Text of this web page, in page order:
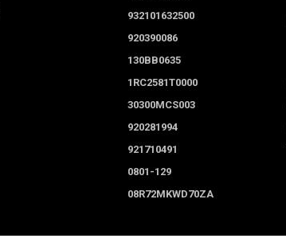
932101632500
920390086
130BB0635
1RC2581T0000
30300MCS003
920281994
921710491
0801-129
08R72MKWD70ZA